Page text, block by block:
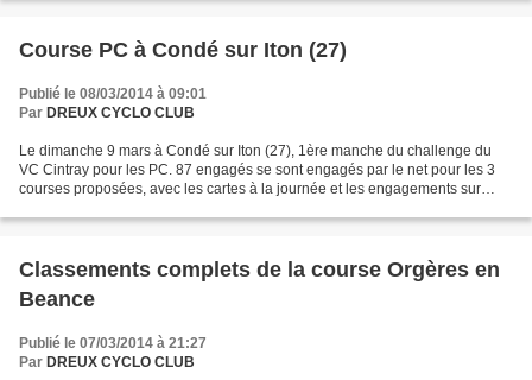
Course PC à Condé sur Iton (27)
Publié le 08/03/2014 à 09:01
Par DREUX CYCLO CLUB
Le dimanche 9 mars à Condé sur Iton (27), 1ère manche du challenge du
VC Cintray pour les PC. 87 engagés se sont engagés par le net pour les 3
courses proposées, avec les cartes à la journée et les engagements sur
Classements complets de la course Orgères en
Beance
Publié le 07/03/2014 à 21:27
Par DREUX CYCLO CLUB